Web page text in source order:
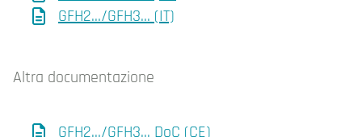
GFH2.../GFH3... (IT)
Altra documentazione
GFH2.../GFH3... DoC (CE)